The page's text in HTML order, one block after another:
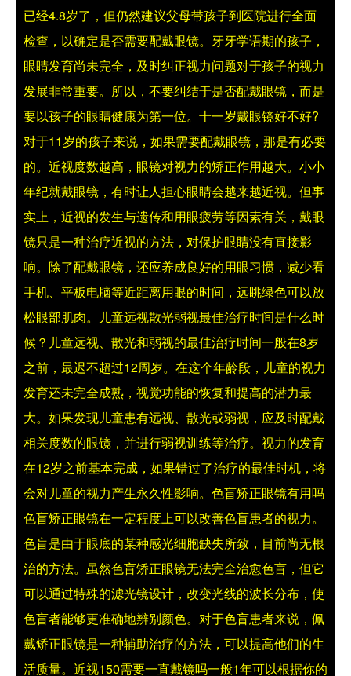
已经4.8岁了，但仍然建议父母带孩子到医院进行全面
检查，以确定是否需要配戴眼镜。牙牙学语期的孩子，
眼睛发育尚未完全，及时纠正视力问题对于孩子的视力
发展非常重要。所以，不要纠结于是否配戴眼镜，而是
要以孩子的眼睛健康为第一位。 十一岁戴眼镜好不好?
对于11岁的孩子来说，如果需要配戴眼镜，那是有必要
的。近视度数越高，眼镜对视力的矫正作用越大。小小
年纪就戴眼镜，有时让人担心眼睛会越来越近视。但事
实上，近视的发生与遗传和用眼疲劳等因素有关，戴眼
镜只是一种治疗近视的方法，对保护眼睛没有直接影
响。除了配戴眼镜，还应养成良好的用眼习惯，减少看
手机、平板电脑等近距离用眼的时间，远眺绿色可以放
松眼部肌肉。
儿童远视散光弱视最佳治疗时间是什么时
候？ 儿童远视、散光和弱视的最佳治疗时间一般在8岁
之前，最迟不超过12周岁。在这个年龄段，儿童的视力
发育还未完全成熟，视觉功能的恢复和提高的潜力最
大。如果发现儿童患有远视、散光或弱视，应及时配戴
相关度数的眼镜，并进行弱视训练等治疗。视力的发育
在12岁之前基本完成，如果错过了治疗的最佳时机，将
会对儿童的视力产生永久性影响。 色盲矫正眼镜有用吗
色盲矫正眼镜在一定程度上可以改善色盲患者的视力。
色盲是由于眼底的某种感光细胞缺失所致，目前尚无根
治的方法。虽然色盲矫正眼镜无法完全治愈色盲，但它
可以通过特殊的滤光镜设计，改变光线的波长分布，使
色盲者能够更准确地辨别颜色。对于色盲患者来说，佩
戴矫正眼镜是一种辅助治疗的方法，可以提高他们的生
活质量。 近视150需要一直戴镜吗一般1年可以根据你的